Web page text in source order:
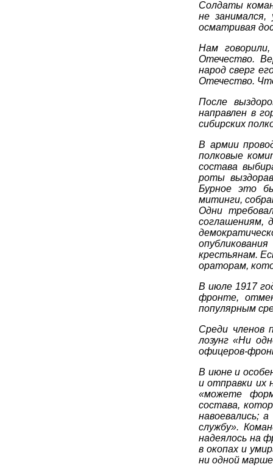
Солдаты
не занимался,
осматривая
Нам
Отечество.
народ сверг
Отечество.
После
направлен в
сибирских
В армии
полковые
состава
роты
Бурное это
митинги,
Одни
соглашениям,
крестьянам.
ораторам,
В июле 1917
фронте,
популярным
Среди членов
лозунг «Ни
офицеров-
В июне и
и отправки их
«можете
состава,
навоевались;
службу».
надеялось на
в окопах и
ни одной